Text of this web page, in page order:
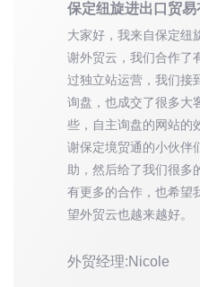
保定纽旋进出口贸易
大家好，我来自保定纽
谢外贸云，我们合作了
过独立站运营，我们接
询盘，也成交了很多大
些，自主询盘的网站的
谢保定境贸通的小伙伴
助，然后给了我们很多
有更多的合作，也希望
望外贸云也越来越好。
外贸经理:Nicole